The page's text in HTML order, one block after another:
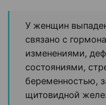
У женщин
связано с
изменениями,
состояниями,
беременностью,
щитовидной